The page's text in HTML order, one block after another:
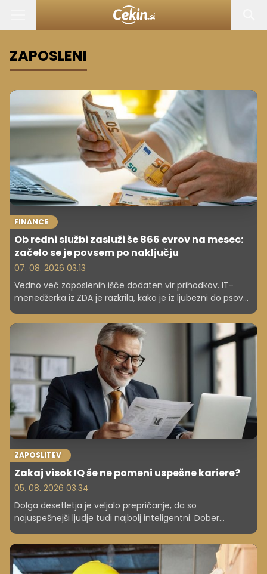
ZAPOSLENI
FINANCE
Ob redni službi zasluži še 866 evrov na mesec:
začelo se je povsem po naključju
07. 08. 2026 03.13
Vedno več zaposlenih išče dodaten vir prihodkov. IT-
menedžerka iz ZDA je razkrila, kako je iz ljubezni do psov
ustvarila stranski posel, ki ji prinese okoli 1.000 dolarjev na
mesec. To je kar 866 evrov dodatnih sredstev ...
ZAPOSLITEV
Zakaj visok IQ še ne pomeni uspešne kariere?
05. 08. 2026 03.34
Dolga desetletja je veljalo prepričanje, da so
najuspešnejši ljudje tudi najbolj inteligentni. Dober
inteligenčni količnik (IQ) naj bi odpiral vrata do boljšega
študija, višjih prihodkov in uspešne kariere. A sodobne
raziskave kažejo precej bolj zapleteno sliko.